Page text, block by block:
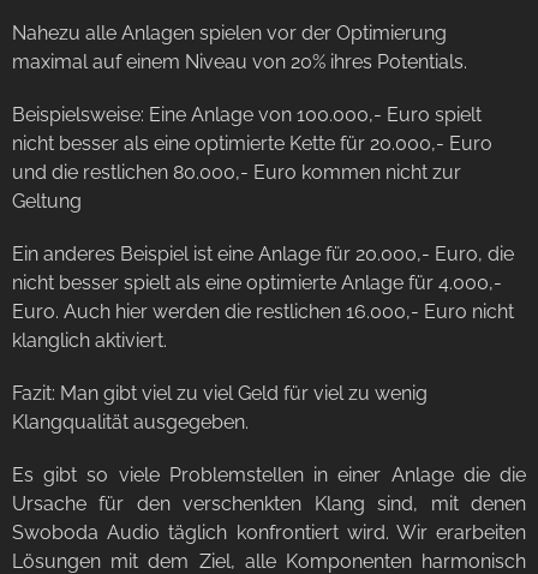
Nahezu alle Anlagen spielen vor der Optimierung
maximal auf einem Niveau von 20% ihres Potentials.
Beispielsweise: Eine Anlage von 100.000,- Euro spielt
nicht besser als eine optimierte Kette für 20.000,- Euro
und die restlichen 80.000,- Euro kommen nicht zur
Geltung
Ein anderes Beispiel ist eine Anlage für 20.000,- Euro, die
nicht besser spielt als eine optimierte Anlage für 4.000,-
Euro. Auch hier werden die restlichen 16.000,- Euro nicht
klanglich aktiviert.
Fazit: Man gibt viel zu viel Geld für viel zu wenig
Klangqualität ausgegeben.
Es gibt so viele Problemstellen in einer Anlage die die
Ursache für den verschenkten Klang sind, mit denen
Swoboda Audio täglich konfrontiert wird. Wir erarbeiten
Lösungen mit dem Ziel, alle Komponenten harmonisch